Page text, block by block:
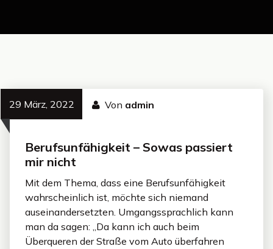
29 März, 2022 Von admin
Berufsunfähigkeit – Sowas passiert
mir nicht
Mit dem Thema, dass eine Berufsunfähigkeit
wahrscheinlich ist, möchte sich niemand
auseinandersetzten. Umgangssprachlich kann
man da sagen: „Da kann ich auch beim
Überqueren der Straße vom Auto überfahren